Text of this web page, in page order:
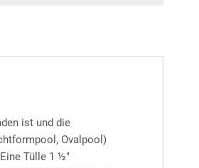
ist und die
Ovalpool)
Tülle 1 ½"